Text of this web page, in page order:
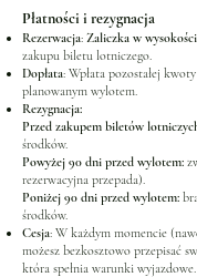
Płatności i rezygnacja
Rezerwacja: Zaliczka w
zakupu biletu lotniczego.
Dopłata: Wpłata pozostałej
planowanym wylotem.
Rezygnacja:
Przed zakupem biletów
środków.
Powyżej 90 dni przed wylotem:
rezerwacyjna przepada).
Poniżej 90 dni przed wylotem:
środków.
Cesja: W każdym momencie
możesz bezkosztowo przepisać
która spełnia warunki